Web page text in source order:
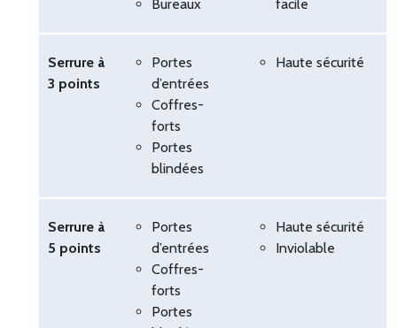
Bureaux
facile
Serrure à
3 points
Portes
d’entrées
Coffres-
forts
Portes
blindées
Haute sécurité
Serrure à
5 points
Portes
d’entrées
Coffres-
forts
Portes
Haute sécurité
Inviolable